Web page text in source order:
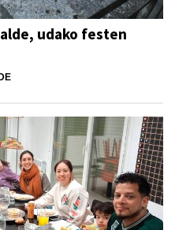
udako festen